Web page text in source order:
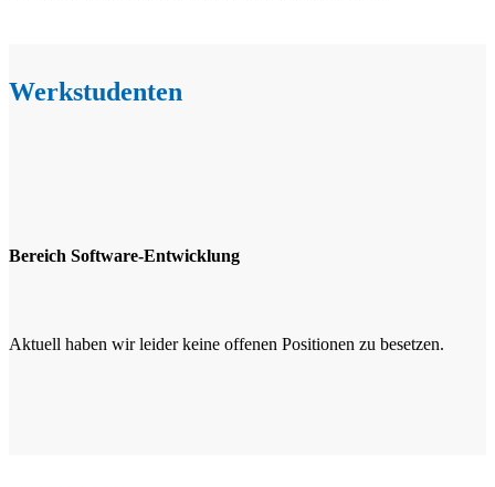
Werkstudenten
Bereich Software-Entwicklung
Aktuell haben wir leider keine offenen Positionen zu besetzen.